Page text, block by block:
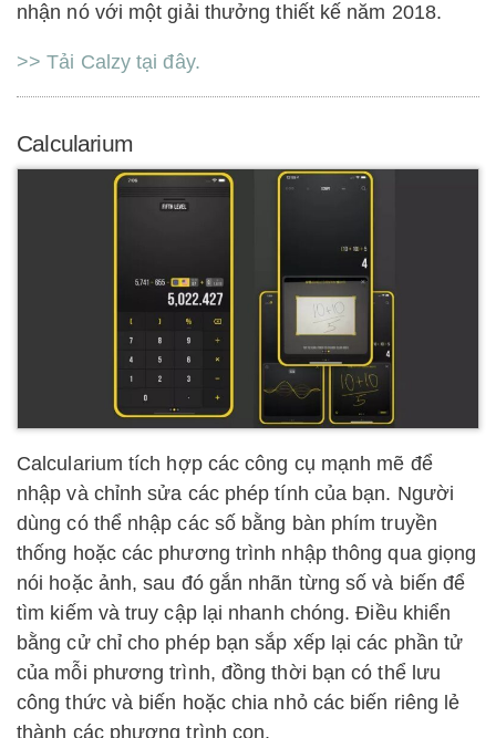
nhận nó với một giải thưởng thiết kế năm 2018.
>> Tải Calzy tại đây.
Calcularium
Calcularium tích hợp các công cụ mạnh mẽ để
nhập và chỉnh sửa các phép tính của bạn. Người
dùng có thể nhập các số bằng bàn phím truyền
thống hoặc các phương trình nhập thông qua giọng
nói hoặc ảnh, sau đó gắn nhãn từng số và biến để
tìm kiếm và truy cập lại nhanh chóng. Điều khiển
bằng cử chỉ cho phép bạn sắp xếp lại các phần tử
của mỗi phương trình, đồng thời bạn có thể lưu
công thức và biến hoặc chia nhỏ các biến riêng lẻ
thành các phương trình con.